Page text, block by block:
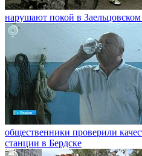
нарушают покой в
общественники проверили
станции в Бердске